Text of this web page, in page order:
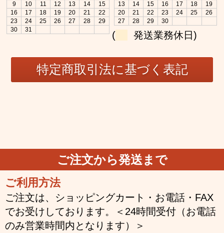
9
10 11 12 13 14
15
16
17 18 19 20 21
22
23
24 25 26 27 28
29
30
31
13
14 15 16 17 18
19
20
21 22 23 24 25
26
27
28 29 30
( 発送業務休日)
ご注文から発送まで
ご利用方法
ご注文は、ショッピングカート・お電話・FAX
でお受けしております。＜24時間受付（お電話
のみ営業時間内となります）＞